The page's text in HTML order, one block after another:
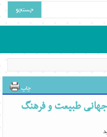
جستجو
چاپ
جهانی طبیعت و فرهنگ